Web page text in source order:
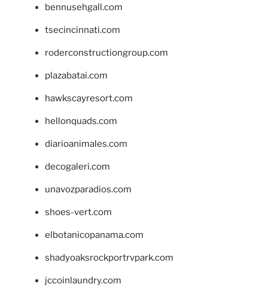
bennusehgall.com
tsecincinnati.com
roderconstructiongroup.com
plazabatai.com
hawkscayresort.com
hellonquads.com
diarioanimales.com
decogaleri.com
unavozparadios.com
shoes-vert.com
elbotanicopanama.com
shadyoaksrockportrvpark.com
jccoinlaundry.com